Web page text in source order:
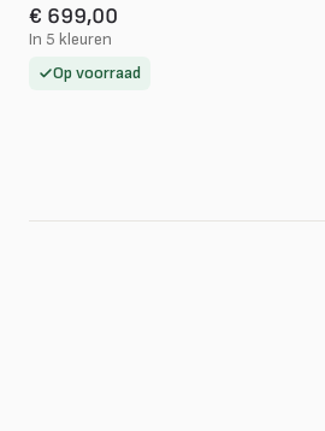
€ 699,00
In 5 kleuren
Op voorraad